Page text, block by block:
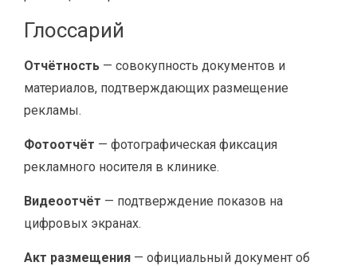
Глоссарий
Отчётность — совокупность документов и
материалов, подтверждающих размещение
рекламы.
Фотоотчёт — фотографическая фиксация
рекламного носителя в клинике.
Видеоотчёт — подтверждение показов на
цифровых экранах.
Акт размещения — официальный документ об